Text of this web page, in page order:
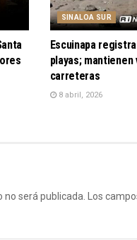
SINALOA SUR
Escuinapa
playas;
carreteras
8 abril, 2026
será publicada. Los